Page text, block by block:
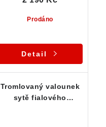
Prodáno
Detail
Tromlovaný valounek
sytě fialového